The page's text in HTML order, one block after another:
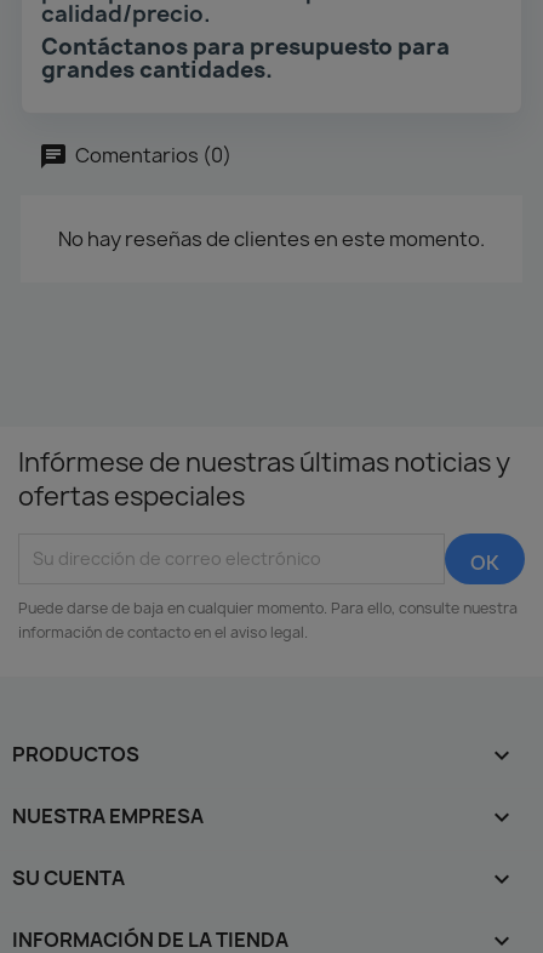
calidad/precio.
Contáctanos para presupuesto para
grandes cantidades.
Comentarios (0)
No hay reseñas de clientes en este momento.
Infórmese de nuestras últimas noticias y
ofertas especiales
Puede darse de baja en cualquier momento. Para ello, consulte nuestra
información de contacto en el aviso legal.
PRODUCTOS 
NUESTRA EMPRESA 
SU CUENTA 
INFORMACIÓN DE LA TIENDA keyboard_arrow_down